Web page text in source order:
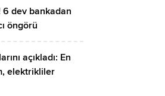
dev bankadan
öngörü
açıkladı: En
elektrikliler